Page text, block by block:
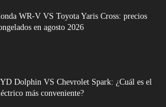
WR-V VS Toyota Yaris Cross: precios
en agosto 2026
Dolphin VS Chevrolet Spark: ¿Cuál es el
más conveniente?